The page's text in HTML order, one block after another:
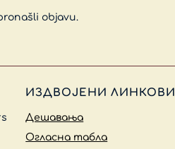
objavu.
ИЗДВОЈЕНИ ЛИНКОВИ
Дешавања
Огласна табла